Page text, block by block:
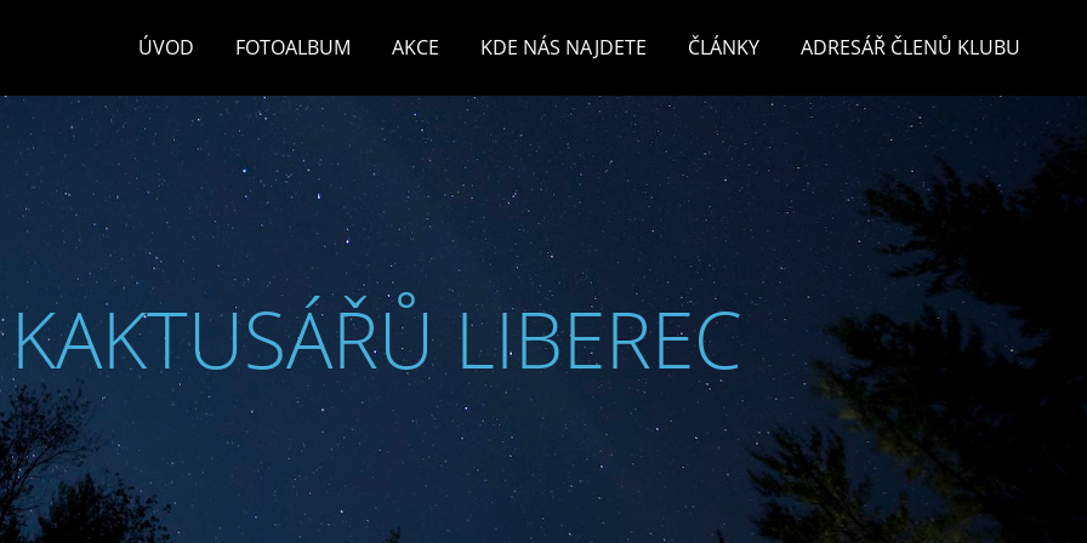
ÚVOD FOTOALBUM AKCE KDE NÁS NAJDETE ČLÁNKY ADRESÁŘ ČLENŮ KLUBU
LIBEREC